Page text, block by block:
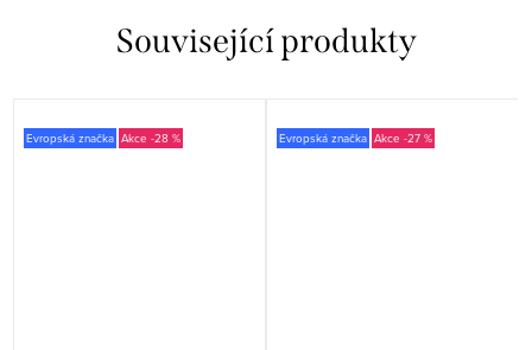
Související produkty
Evropská značka -28 % Evropská značka -27 %